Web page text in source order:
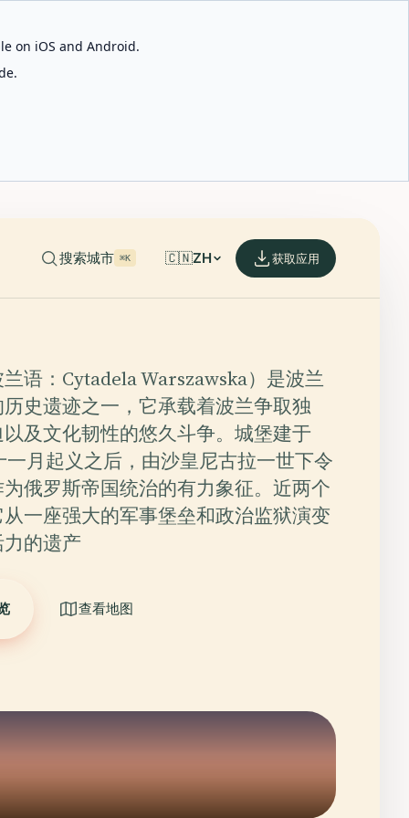
on iOS and Android.
搜索城市 ⌘K 🇨🇳ZH 获取应用
语：Cytadela Warszawska）是波兰
史遗迹之一，它承载着波兰争取独
及文化韧性的悠久斗争。城堡建于
一月起义之后，由沙皇尼古拉一世下令
俄罗斯帝国统治的有力象征。近两个
一座强大的军事堡垒和政治监狱演变
的遗产
查看地图